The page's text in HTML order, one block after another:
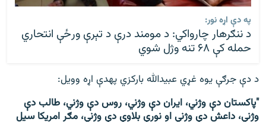
په دې اړه نور:
د ننګرهار چارواکي: د مومند درې د تېرې ورځې انتحاري
حمله کې ۶۸ تنه وژل شوي
د دې جرګې يوه غړي عبیدالله بارکزي په‎دې اړه وویل:
"پاکستان دې وژني، ایران دې وژني، روس دې وژني، طالب دې
وژني، داعش دې وژني او نورې بلاوې دې وژني، مګر امریکا سیل